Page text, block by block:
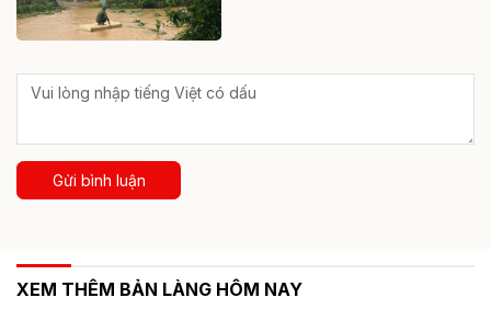
Gửi bình luận
XEM THÊM BẢN LÀNG HÔM NAY